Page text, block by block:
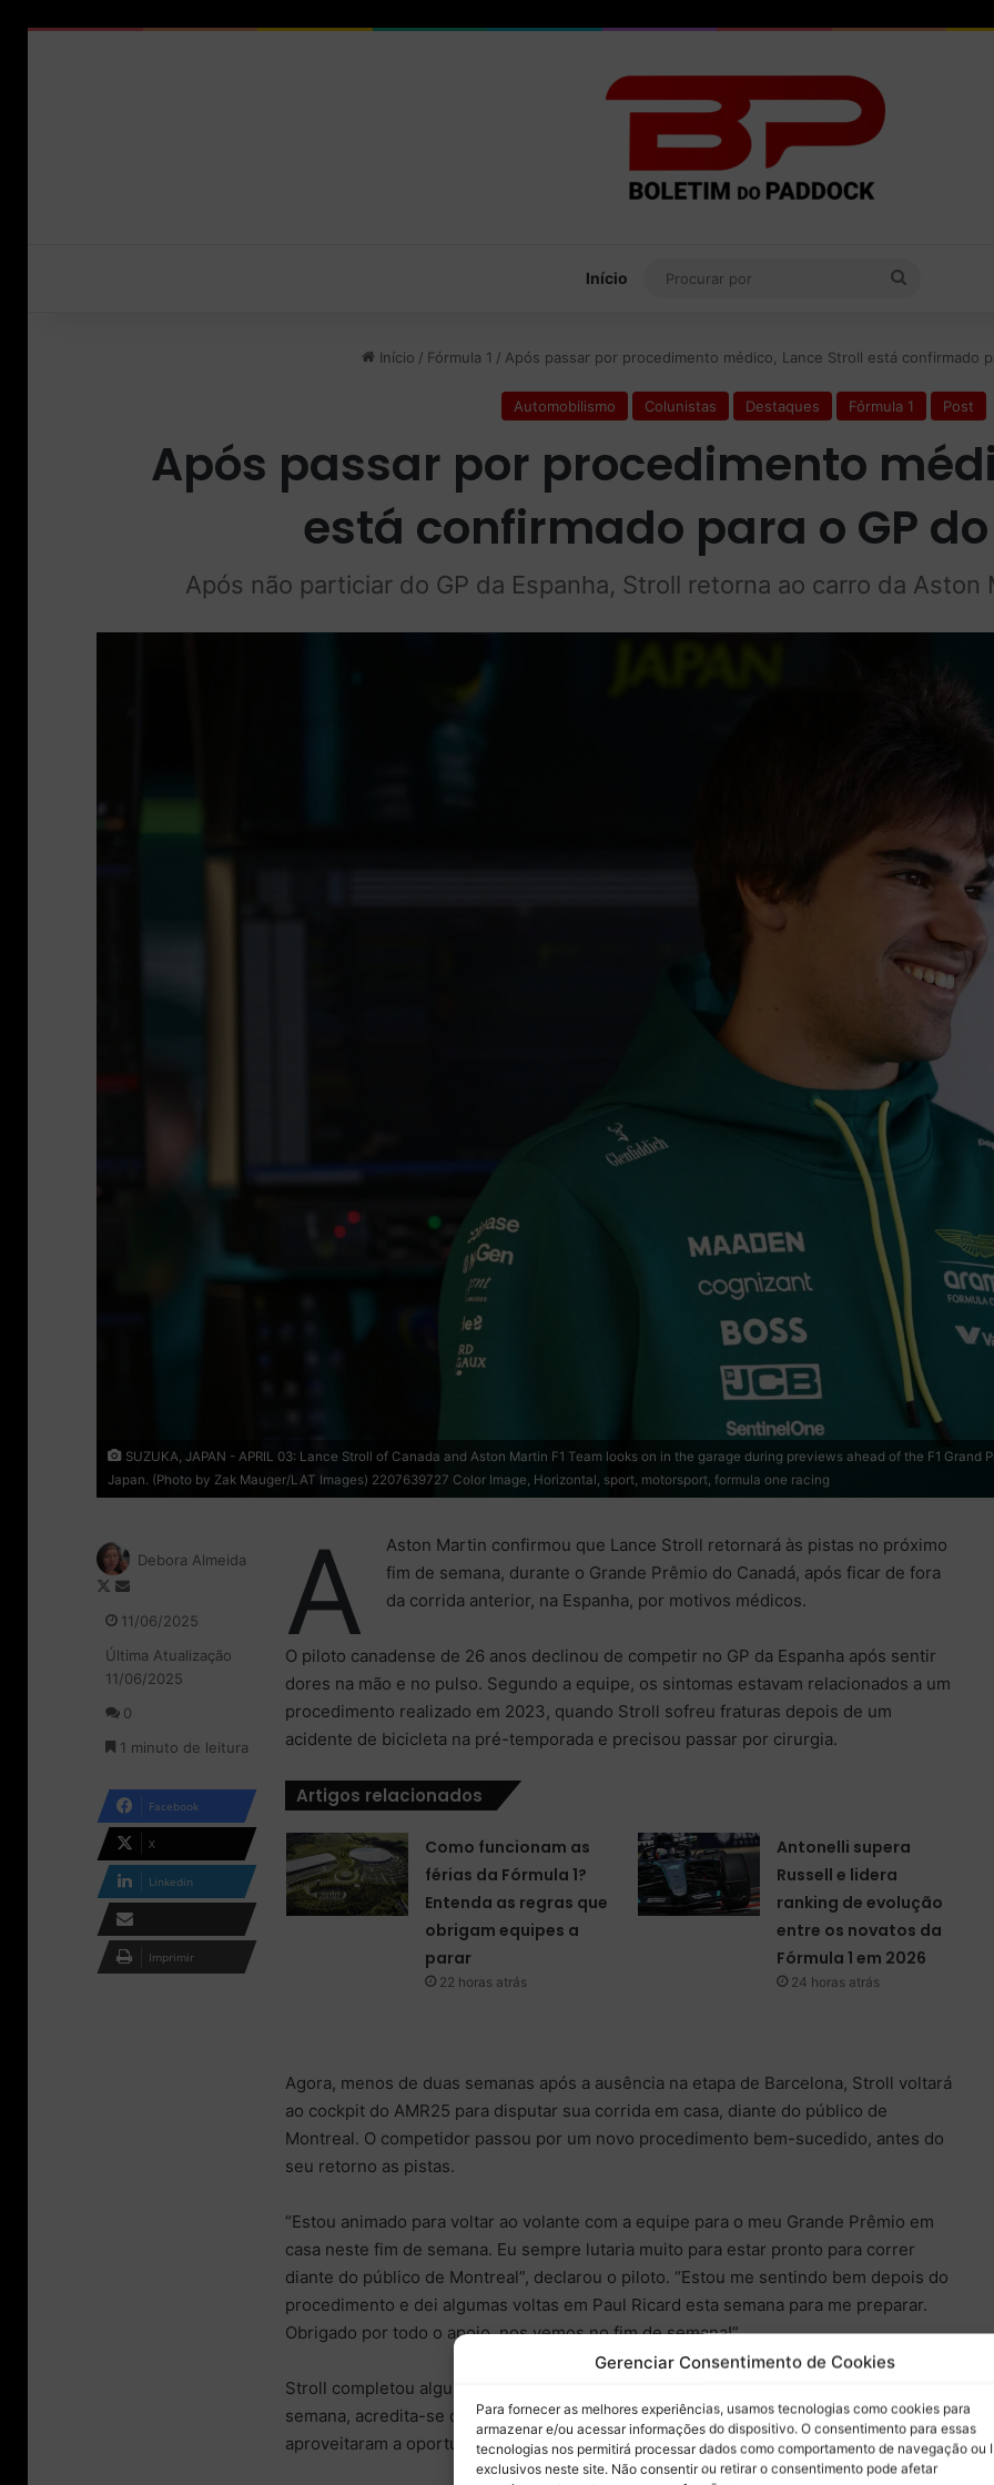
Gerenciar Consentimento de Cookies
Para fornecer as melhores experiências, usamos tecnologias como cookies para
armazenar e/ou acessar informações do dispositivo. O consentimento para essas
tecnologias nos permitirá processar dados como comportamento de navegação ou
exclusivos neste site. Não consentir ou retirar o consentimento pode afetar
Início
Início / Fórmula 1 / Após passar por procedimento médico, Lance Stroll está confirmado
Automobilismo Colunistas Destaques Fórmula 1 Post
Após passar por procedimento
está confirmado para o GP
Após não particiar do GP da Espanha, Stroll retorna ao carro da
SUZUKA, JAPAN - APRIL 03: Lance Stroll of Canada and Aston Martin F1 Team looks on in the garage during previews ahead of the F1
Japan. (Photo by Zak Mauger/LAT Images) 2207639727 Color Image, Horizontal, sport, motorsport, formula one racing
A
Aston Martin confirmou que Lance Stroll retornará às pistas no próximo
fim de semana, durante o Grande Prêmio do Canadá, após ficar de fora
da corrida anterior, na Espanha, por motivos médicos.
O piloto canadense de 26 anos declinou de competir no GP da Espanha após sentir
dores na mão e no pulso. Segundo a equipe, os sintomas estavam relacionados a um
procedimento realizado em 2023, quando Stroll sofreu fraturas depois de um
acidente de bicicleta na pré-temporada e precisou passar por cirurgia.
Artigos relacionados
Como funcionam as
férias da Fórmula 1?
Entenda as regras que
obrigam equipes a
parar
22 horas atrás
Antonelli supera
Russell e lidera
ranking de evolução
entre os novatos da
Fórmula 1 em 2026
24 horas atrás
Agora, menos de duas semanas após a ausência na etapa de Barcelona, Stroll voltará
ao cockpit do AMR25 para disputar sua corrida em casa, diante do público de
Montreal. O competidor passou por um novo procedimento bem-sucedido, antes do
seu retorno as pistas.
“Estou animado para voltar ao volante com a equipe para o meu Grande Prêmio em
casa neste fim de semana. Eu sempre lutaria muito para estar pronto para correr
diante do público de Montreal”, declarou o piloto. “Estou me sentindo bem depois do
procedimento e dei algumas voltas em Paul Ricard esta semana para me preparar.
Obrigado por todo o apoio, nos vemos no fim de semana!”
Stroll completou algumas voltas em um carro de F1 antigo na França no início desta
semana, acredita-se que a sessão já estava programada pela equipe e eles só
aproveitaram a oportunidade para avaliar o competidor.
Debora Almeida
F
l
o
n
n
d
e
e
a
i
l
11/06/2025
Última Atualização
11/06/2025
0
1 minuto de leitura
Facebook
X
Linkedin
Compartilhar via e-
mail
Imprimir